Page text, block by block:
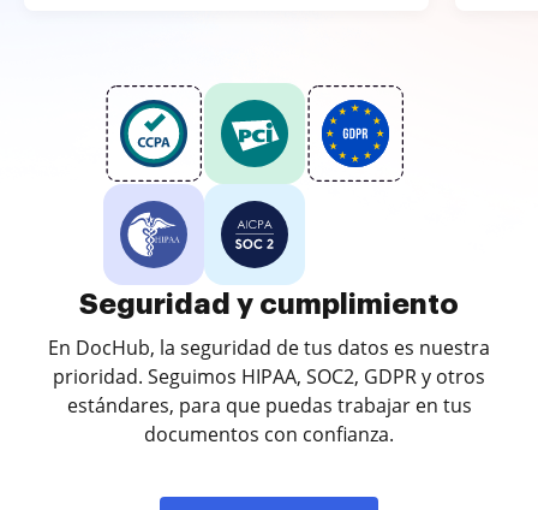
Seguridad y cumplimiento
En DocHub, la seguridad de tus datos es nuestra
prioridad. Seguimos HIPAA, SOC2, GDPR y otros
estándares, para que puedas trabajar en tus
documentos con confianza.